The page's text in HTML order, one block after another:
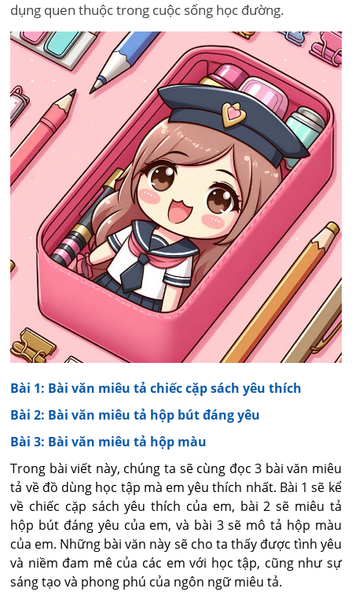
dụng quen thuộc trong cuộc sống học đường.
Bài 1: Bài văn miêu tả chiếc cặp sách yêu thích
Bài 2: Bài văn miêu tả hộp bút đáng yêu
Bài 3: Bài văn miêu tả hộp màu
Trong bài viết này, chúng ta sẽ cùng đọc 3 bài văn miêu
tả về đồ dùng học tập mà em yêu thích nhất. Bài 1 sẽ kể
về chiếc cặp sách yêu thích của em, bài 2 sẽ miêu tả
hộp bút đáng yêu của em, và bài 3 sẽ mô tả hộp màu
của em. Những bài văn này sẽ cho ta thấy được tình yêu
và niềm đam mê của các em với học tập, cũng như sự
sáng tạo và phong phú của ngôn ngữ miêu tả.